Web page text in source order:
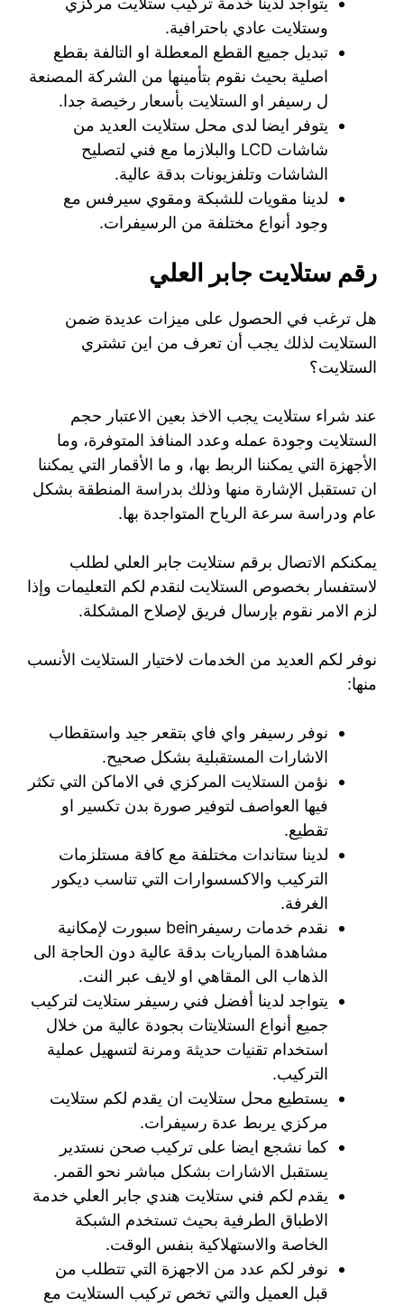
وستلايت عادي باحترافية.
تبديل جميع القطع المعطلة او التالفة بقطع
اصلية بحيث نقوم بتأمينها من الشركة المصنعة
ل رسيفر او الستلايت بأسعار رخيصة جدا.
يتوفر ايضا لدى محل ستلايت العديد من
شاشات LCD والبلازما مع فني لتصليح
الشاشات وتلفزيونات بدقة عالية.
لدينا مقويات للشبكة ومقوي سيرفس مع
وجود أنواع مختلفة من الرسيفرات.
رقم ستلايت جابر العلي
هل ترغب في الحصول على ميزات عديدة ضمن
الستلايت لذلك يجب أن تعرف من اين تشتري
الستلايت؟
عند شراء ستلايت يجب الاخذ بعين الاعتبار حجم
الستلايت وجودة عمله وعدد المنافذ المتوفرة، وما
الأجهزة التي يمكننا الربط بها، و ما الأقمار التي يمكننا
ان تستقبل الإشارة منها وذلك بدراسة المنطقة بشكل
عام ودراسة سرعة الرياح المتواجدة بها.
يمكنكم الاتصال برقم ستلايت جابر العلي لطلب
لاستفسار بخصوص الستلايت لنقدم لكم التعليمات وإذا
لزم الامر نقوم بإرسال فريق لإصلاح المشكلة.
نوفر لكم العديد من الخدمات لاختيار الستلايت الأنسب
منها:
نوفر رسيفر واي فاي بتقعر جيد واستقطاب
الاشارات المستقبلية بشكل صحيح.
نؤمن الستلايت المركزي في الاماكن التي تكثر
فيها العواصف لتوفير صورة بدن تكسير او
تقطيع.
لدينا ستاندات مختلفة مع كافة مستلزمات
التركيب والاكسسوارات التي تناسب ديكور
الغرفة.
نقدم خدمات رسيفرbein سبورت لإمكانية
مشاهدة المباريات بدقة عالية دون الحاجة الى
الذهاب الى المقاهي او لايف عبر النت.
يتواجد لدينا أفضل فني رسيفر ستلايت لتركيب
جميع أنواع الستلايتات بجودة عالية من خلال
استخدام تقنيات حديثة ومرنة لتسهيل عملية
التركيب.
يستطيع محل ستلايت ان يقدم لكم ستلايت
مركزي يربط عدة رسيفرات.
كما نشجع ايضا على تركيب صحن نستدير
يستقبل الاشارات بشكل مباشر نحو القمر.
يقدم لكم فني ستلايت هندي جابر العلي خدمة
الاطباق الطرفية بحيث تستخدم الشبكة
الخاصة والاستهلاكية بنفس الوقت.
نوفر لكم عدد من الاجهزة التي تتطلب من
قبل العميل والتي تخص تركيب الستلايت مع